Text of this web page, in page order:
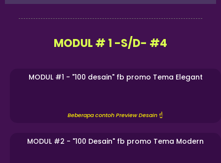
MODUL # 1 -S/D- #4
MODUL #1 - "100 desain" fb promo Tema Elegant
Beberapa contoh Preview Desain ☝️
MODUL #2 - "100 Desain" fb promo Tema Modern